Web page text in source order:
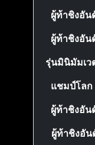
ผู้ท้าชิงอั
ผู้ท้าชิงอั
รุ่นมินิมัมเว
แชมป์โลก
ผู้ท้าชิงอั
ผู้ท้าชิงอัน